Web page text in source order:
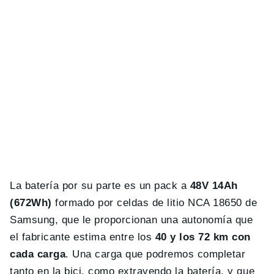
La batería por su parte es un pack a 48V 14Ah
(672Wh) formado por celdas de litio NCA 18650 de
Samsung, que le proporcionan una autonomía que
el fabricante estima entre los 40 y los 72 km con
cada carga. Una carga que podremos completar
tanto en la bici, como extrayendo la batería, y que